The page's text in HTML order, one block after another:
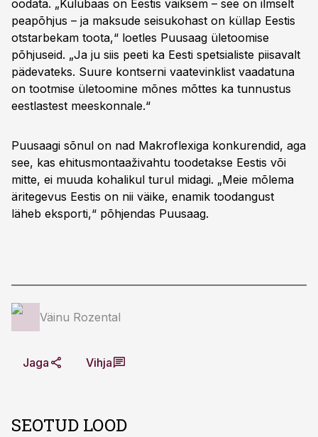
oodata. „Kulubaas on Eestis väiksem – see on ilmselt
peapõhjus – ja maksude seisukohast on küllap Eestis
otstarbekam toota,“ loetles Puusaag ületoomise
põhjuseid. „Ja ju siis peeti ka Eesti spetsialiste piisavalt
pädevateks. Suure kontserni vaatevinklist vaadatuna
on tootmise ületoomine mõnes mõttes ka tunnustus
eestlastest meeskonnale.“
Puusaagi sõnul on nad Makroflexiga konkurendid, aga
see, kas ehitusmontaaživahtu toodetakse Eestis või
mitte, ei muuda kohalikul turul midagi. „Meie mõlema
äritegevus Eestis on nii väike, enamik toodangust
läheb eksporti,“ põhjendas Puusaag.
Väinu Rozental
Jaga Vihja
SEOTUD LOOD